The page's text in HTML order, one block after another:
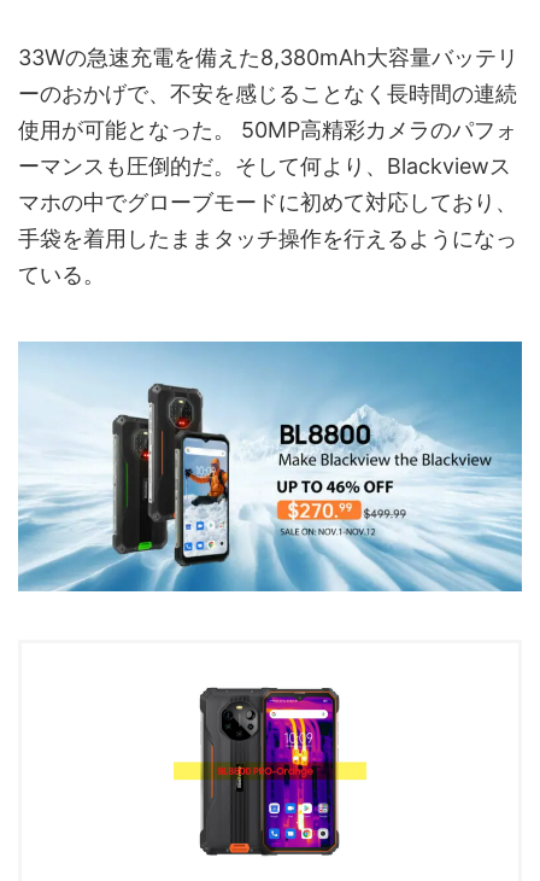
33Wの急速充電を備えた8,380mAh大容量バッテリ
ーのおかげで、不安を感じることなく長時間の連続
使用が可能となった。 50MP高精彩カメラのパフォ
ーマンスも圧倒的だ。そして何より、Blackviewス
マホの中でグローブモードに初めて対応しており、
手袋を着用したままタッチ操作を行えるようになっ
ている。